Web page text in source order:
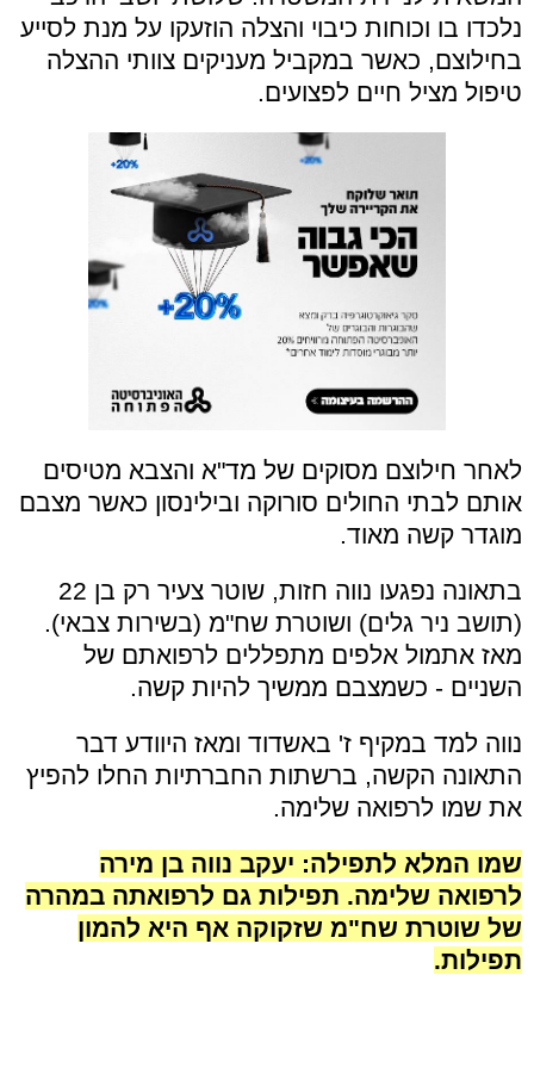
נלכדו בו וכוחות כיבוי והצלה הוזעקו על מנת לסייע
בחילוצם, כאשר במקביל מעניקים צוותי ההצלה
טיפול מציל חיים לפצועים.
לאחר חילוצם מסוקים של מד"א והצבא מטיסים
אותם לבתי החולים סורוקה ובילינסון כאשר מצבם
מוגדר קשה מאוד.
בתאונה נפגעו נווה חזות, שוטר צעיר רק בן 22
(תושב ניר גלים) ושוטרת שח"מ (בשירות צבאי).
מאז אתמול אלפים מתפללים לרפואתם של
השניים - כשמצבם ממשיך להיות קשה.
נווה למד במקיף ז' באשדוד ומאז היוודע דבר
התאונה הקשה, ברשתות החברתיות החלו להפיץ
את שמו לרפואה שלימה.
שמו המלא לתפילה: יעקב נווה בן מירה
לרפואה שלימה. תפילות גם לרפואתה במהרה
של שוטרת שח"מ שזקוקה אף היא להמון
תפילות.